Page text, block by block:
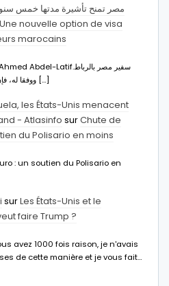
مصر تمنح تأشيرة مدتها خمس
nouvelle option de visa
marocains
ووفقا له، فإن هذا الإجراء يهدف إلى […]
les États-Unis menacent
- Atlasinfo surChute de
du Polisario en moins
: un soutien du Polisario en
surLes États-Unis et le
faire Trump ?
avez 1000 fois raison, je n'avais
de cette manière et je vous fait…